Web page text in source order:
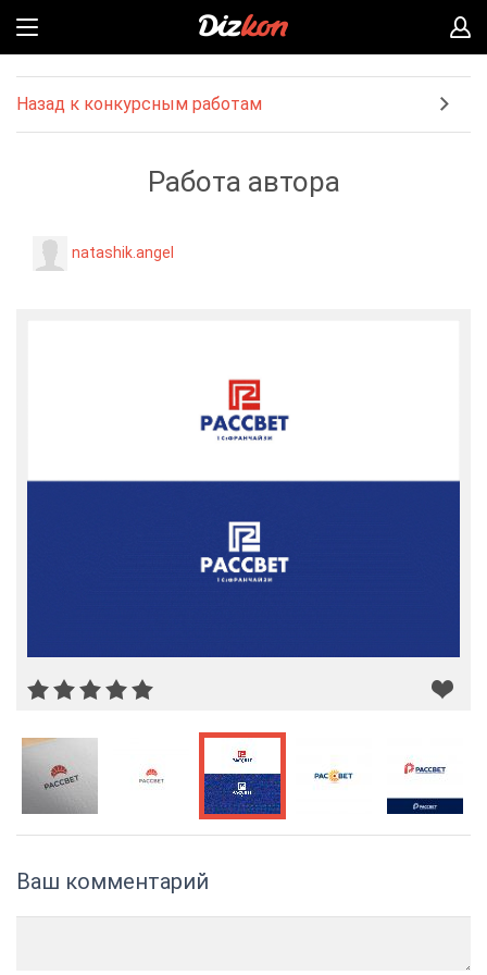
Назад к конкурсным работам
Работа автора
natashik.angel
Ваш комментарий